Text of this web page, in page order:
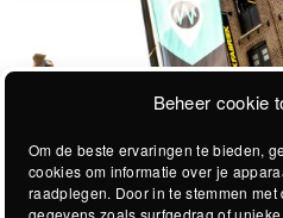
Beheer cookie
Om de beste ervaringen te bieden,
cookies om informatie over je
raadplegen. Door in te stemmen
gegevens zoals surfgedrag of